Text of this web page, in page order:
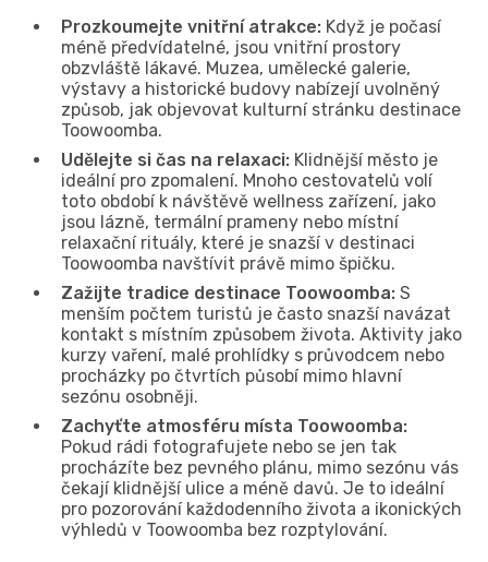
Prozkoumejte vnitřní atrakce: Když je počasí
méně předvídatelné, jsou vnitřní prostory
obzvláště lákavé. Muzea, umělecké galerie,
výstavy a historické budovy nabízejí uvolněný
způsob, jak objevovat kulturní stránku destinace
Toowoomba.
Udělejte si čas na relaxaci: Klidnější město je
ideální pro zpomalení. Mnoho cestovatelů volí
toto období k návštěvě wellness zařízení, jako
jsou lázně, termální prameny nebo místní
relaxační rituály, které je snazší v destinaci
Toowoomba navštívit právě mimo špičku.
Zažijte tradice destinace Toowoomba: S
menším počtem turistů je často snazší navázat
kontakt s místním způsobem života. Aktivity jako
kurzy vaření, malé prohlídky s průvodcem nebo
procházky po čtvrtích působí mimo hlavní
sezónu osobněji.
Zachyťte atmosféru místa Toowoomba:
Pokud rádi fotografujete nebo se jen tak
procházíte bez pevného plánu, mimo sezónu vás
čekají klidnější ulice a méně davů. Je to ideální
pro pozorování každodenního života a ikonických
výhledů v Toowoomba bez rozptylování.